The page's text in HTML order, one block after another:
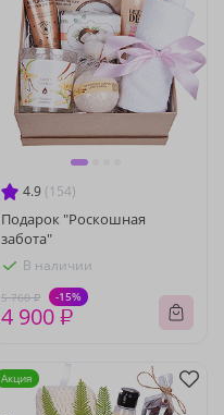
4.9 (154)
Подарок "Роскошная
забота"
В наличии
5 760 ₽ -15%
4 900 ₽
Акция